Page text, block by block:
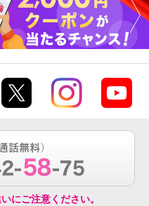
にご注意ください。